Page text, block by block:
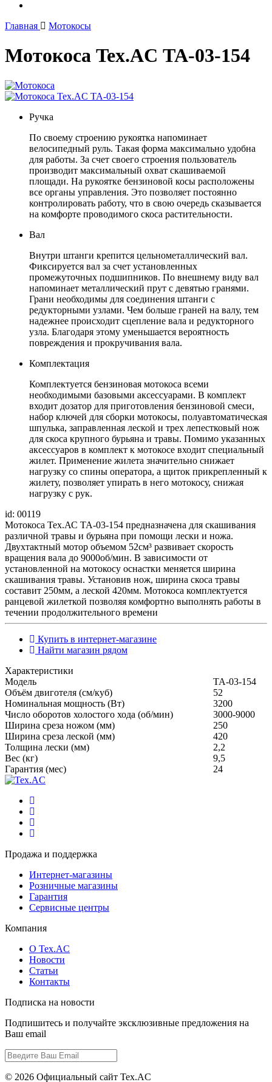
Главная Мотокосы
Мотокоса Tex.AC ТА-03-154
Ручка
По своему строению рукоятка напоминает
велосипедный руль. Такая форма максимально удобна
для работы. За счет своего строения пользователь
производит максимальный охват скашиваемой
площади. На рукоятке бензиновой косы расположены
все органы управления. Это позволяет постоянно
контролировать работу, что в свою очередь сказывается
на комфорте проводимого скоса растительности.
Вал
Внутри штанги крепится цельнометаллический вал.
Фиксируется вал за счет установленных
промежуточных подшипников. По внешнему виду вал
напоминает металлический прут с девятью гранями.
Грани необходимы для соединения штанги с
редукторными узлами. Чем больше граней на валу, тем
надежнее происходит сцепление вала и редукторного
узла. Благодаря этому уменьшается вероятность
повреждения и прокручивания вала.
Комплектация
Комплектуется бензиновая мотокоса всеми
необходимыми базовыми аксессуарами. В комплект
входит дозатор для приготовления бензиновой смеси,
набор ключей для сборки мотокосы, полуавтоматическая
шпулька, заправленная леской и трех лепестковый нож
для скоса крупного бурьяна и травы. Помимо указанных
аксессуаров в комплект к мотокосе входит специальный
жилет. Применение жилета значительно снижает
нагрузку со спины оператора, а щиток прикрепленный к
жилету, позволяет упирать в него мотокосу, снижая
нагрузку с рук.
id: 00119
Мотокоса Тех.АС ТА-03-154 предназначена для скашивания
различной травы и бурьяна при помощи лески и ножа.
Двухтактный мотор объемом 52см³ развивает скорость
вращения вала до 9000об/мин. В зависимости от
установленной на мотокосу оснастки меняется ширина
скашивания травы. Установив нож, ширина скоса травы
составит 250мм, а леской 420мм. Мотокоса комплектуется
ранцевой жилеткой позволяя комфортно выполнять работы в
течении продолжительного времени
Купить в интернет-магазине
Найти магазин рядом
Характеристики
Модель
ТА-03-154
Объём двиготеля (см/куб)
52
Номинальная мощность (Вт)
3200
Число оборотов холостого хода (об/мин)
3000-9000
Ширина среза ножом (мм)
250
Ширина среза леской (мм)
420
Толщина лески (мм)
2,2
Вес (кг)
9,5
Гарантия (мес)
24
Продажа и поддержка
Интернет-магазины
Розничные магазины
Гарантия
Сервисные центры
Компания
О Tex.AC
Новости
Статьи
Контакты
Подписка на новости
Подпишитесь и получайте эксклюзивные предложения на
Ваш email
© 2026 Официальный сайт Tex.AC